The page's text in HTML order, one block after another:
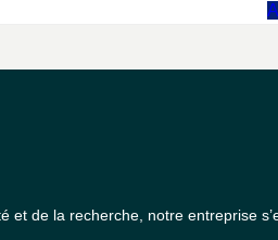
de la recherche, notre entreprise